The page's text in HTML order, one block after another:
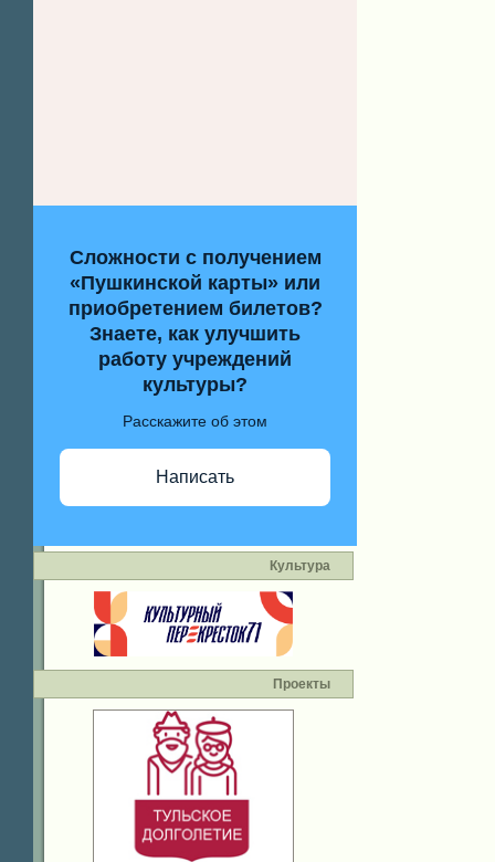
Сложности с получением
«Пушкинской карты» или
приобретением билетов?
Знаете, как улучшить
работу учреждений
культуры?
Расскажите об этом
Написать
Культура
Проекты